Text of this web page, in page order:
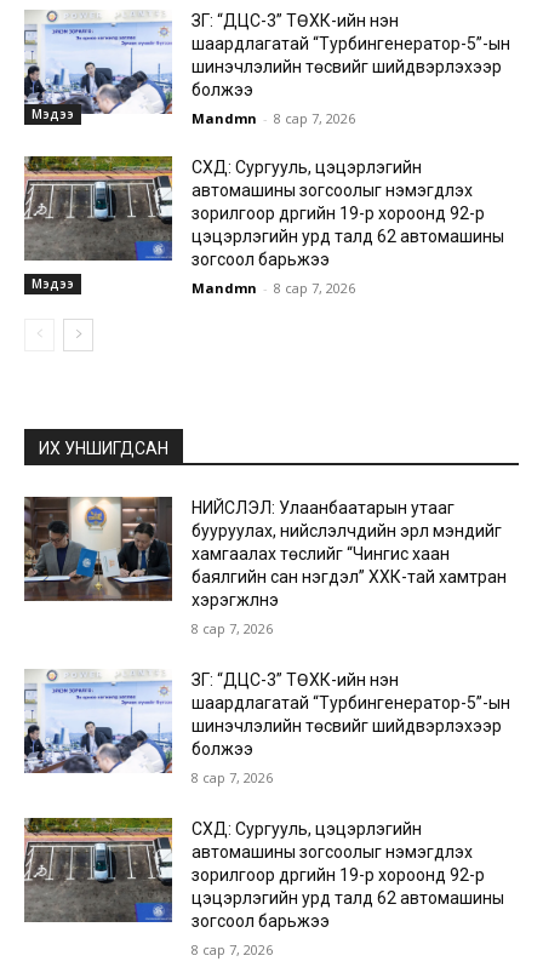
Мэдээ
ЗГ: “ДЦС-3” ТӨХК-ийн нэн
шаардлагатай “Турбингенератор-5”-ын
шинэчлэлийн төсвийг шийдвэрлэхээр
болжээ
Mandmn - 8 сар 7, 2026
Мэдээ
СХД: Сургууль, цэцэрлэгийн
автомашины зогсоолыг нэмэгдүүлэх
зорилгоор дүүргийн 19-р хороонд 92-р
цэцэрлэгийн урд талд 62 автомашины
зогсоол барьжээ
Mandmn - 8 сар 7, 2026
ИХ УНШИГДСАН
НИЙСЛЭЛ: Улаанбаатарын утааг
бууруулах, нийслэлчүүдийн эрүүл мэндийг
хамгаалах төслийг “Чингис хаан
баялгийн сан нэгдэл” ХХК-тай хамтран
хэрэгжүүлнэ
8 сар 7, 2026
ЗГ: “ДЦС-3” ТӨХК-ийн нэн
шаардлагатай “Турбингенератор-5”-ын
шинэчлэлийн төсвийг шийдвэрлэхээр
болжээ
8 сар 7, 2026
СХД: Сургууль, цэцэрлэгийн
автомашины зогсоолыг нэмэгдүүлэх
зорилгоор дүүргийн 19-р хороонд 92-р
цэцэрлэгийн урд талд 62 автомашины
зогсоол барьжээ
8 сар 7, 2026